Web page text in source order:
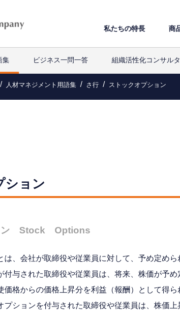
私たちの特⻑ 商
集 ビジネス一問一答 組織活性化コンサル
人材マネジメント用語集 さ行 ストックオプション
ション
ン Stock Options
は、会社が取締役や従業員に対して、予め定め
付与された取締役や従業員は、将来、株価が予
価格からの価格上昇分を利益（報酬）として得ら
プションを付与された取締役や従業員は、株価